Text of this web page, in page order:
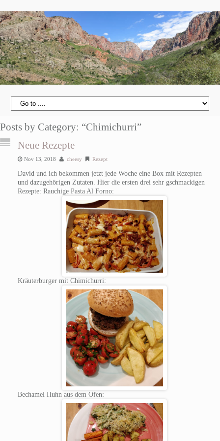
Posts by Category: “Chimichurri”
Neue Rezepte
Nov 13, 2018 cheesy Rezept
David und ich bekommen jetzt jede Woche eine Box mit Rezepten
und dazugehörigen Zutaten. Hier die ersten drei sehr gschmackigen
Rezepte: Rauchige Pasta Al Forno:
Kräuterburger mit Chimichurri:
Bechamel Huhn aus dem Ofen: